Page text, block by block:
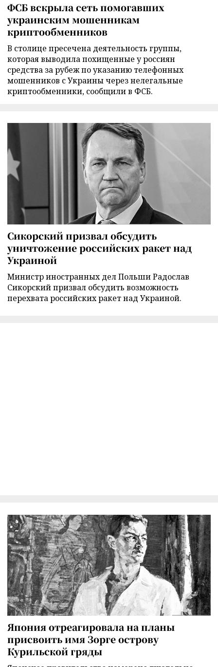
ФСБ вскрыла сеть помогавших
украинским мошенникам
криптообменников
В столице пресечена деятельность группы,
которая выводила похищенные у россиян
средства за рубеж по указанию телефонных
мошенников с Украины через нелегальные
криптообменники, сообщили в ФСБ.
Сикорский призвал обсудить
уничтожение российских ракет над
Украиной
Министр иностранных дел Польши Радослав
Сикорский призвал обсудить возможность
перехвата российских ракет над Украиной.
Япония отреагировала на планы
присвоить имя Зорге острову
Курильской гряды